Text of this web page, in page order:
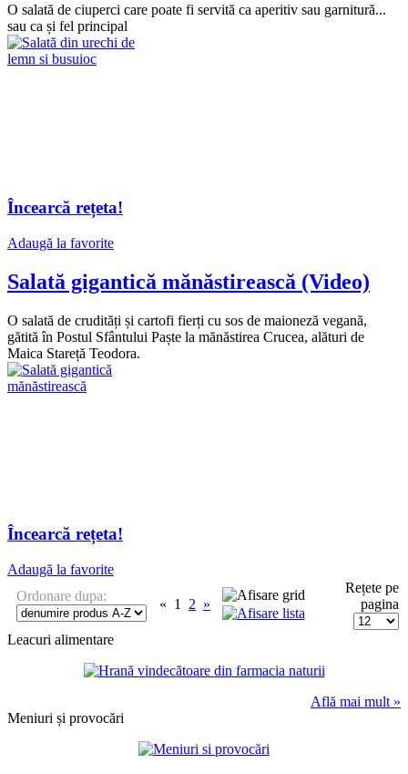
O salată de ciuperci care poate fi servită ca aperitiv sau garnitură...
sau ca și fel principal
Încearcă rețeta!
Adaugă la favorite
Salată gigantică mănăstirească (Video)
O salată de crudități și cartofi fierți cu sos de maioneză vegană,
gătită în Postul Sfântului Paște la mănăstirea Crucea, alături de
Maica Stareță Teodora.
Încearcă rețeta!
Adaugă la favorite
Ordonare dupa:
« 1 2 »
Rețete pe
pagina
Leacuri alimentare
Află mai mult »
Meniuri și provocări